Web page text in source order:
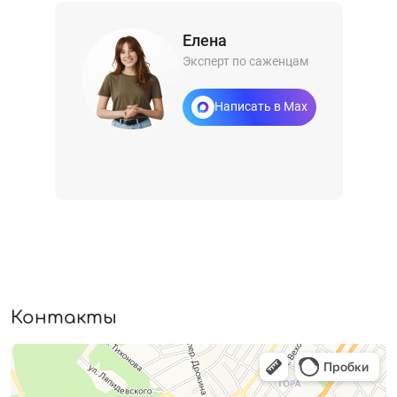
Елена
Эксперт по саженцам
Написать в Max
Контакты